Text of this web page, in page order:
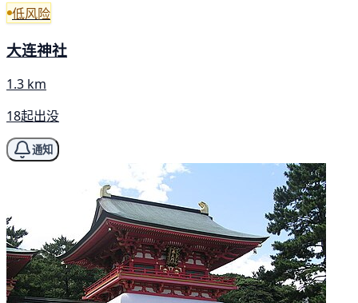
低风险
大连神社
1.3 km
18起出没
通知